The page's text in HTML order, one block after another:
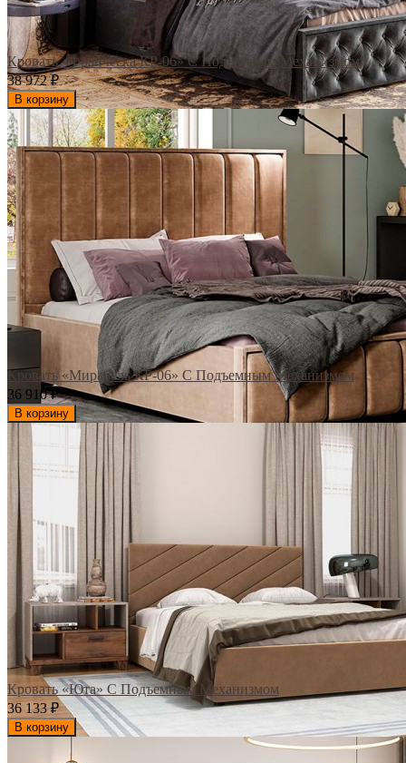
Кровать «Франческа КР-06» С Подъемным Механизмом
38 972₽
В корзину
Кровать «Мирабель КР-06» С Подъемным Механизмом
36 910₽
В корзину
Кровать «Юта» С Подъемным Механизмом
36 133₽
В корзину